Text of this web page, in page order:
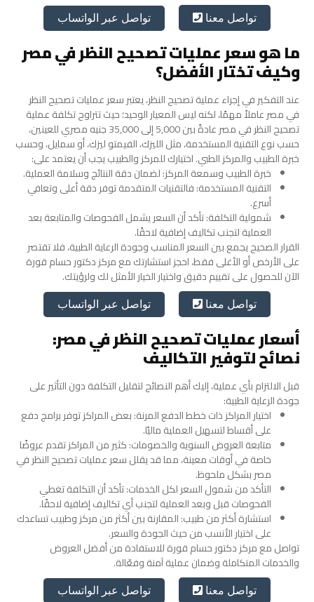
تواصل معنا تواصل عبر الواتساب
ما هو سعر عمليات تصحيح النظر في مصر
وكيف تختار الأفضل؟
عند التفكير في إجراء عملية تصحيح النظر، يعتبر سعر عمليات تصحيح النظر
في مصر عاملاً مهمًا، لكنه ليس المعيار الوحيد؛ حيث تتراوح تكلفة عملية
تصحيح النظر في مصر عادةً بين 5,000 إلى 35,000 جنيه مصري للعينين،
حسب نوع التقنية المستخدمة، مثل الليزك، الفيمتو ليزك، أو سمايل، وحسب
خبرة الطبيب والمركز الطبي.اختيارك للمركز والطبيب يجب أن يعتمد على:
خبرة الطبيب وسمعة المركز: لضمان دقة النتائج وسلامة العملية.
التقنية المستخدمة: فالتقنيات المتقدمة توفر دقة أعلى وتعافي
أسرع.
شمولية التكلفة: تأكد أن السعر يشمل الفحوصات والمتابعة بعد
العملية لتجنب تكاليف إضافية لاحقًا.
القرار الصحيح يجمع بين السعر المناسب وجودة الرعاية الطبية، فلا تقتصر
على الأرخص أو الأغلى فقط، احجز استشارتك مع مركز دكتور حسام قورة
الآن للحصول على تقييم دقيق واختيار الخيار الأمثل لك ولرؤيتك.
تواصل معنا تواصل عبر الواتساب
أسعار عمليات تصحيح النظر في مصر:
نصائح لتوفير التكاليف
قبل الالتزام بأي عملية، إليك أهم النصائح لتقليل التكلفة دون التأثير على
جودة الرعاية الطبية:
اختيار المراكز ذات خطط الدفع المرنة: بعض المراكز توفر برامج دفع
على أقساط لتسهيل العملية ماليًا.
متابعة العروض السنوية والخصومات: كثير من المراكز تقدم عروضًا
خاصة في أوقات معينة، مما قد يقلل سعر عمليات تصحيح النظر في
مصر بشكل ملحوظ.
التأكد من شمول السعر لكل الخدمات: تأكد أن التكلفة تغطي
الفحوصات قبل وبعد العملية لتجنب أي تكاليف إضافية لاحقًا.
استشارة أكثر من طبيب: المقارنة بين أكثر من مركز وطبيب تساعدك
على اختيار الأنسب من حيث الجودة والسعر.
تواصل مع مركز دكتور حسام قورة للاستفادة من أفضل العروض
والخدمات المتكاملة وضمان عملية آمنة وفعّالة.
تواصل معنا تواصل عبر الواتساب